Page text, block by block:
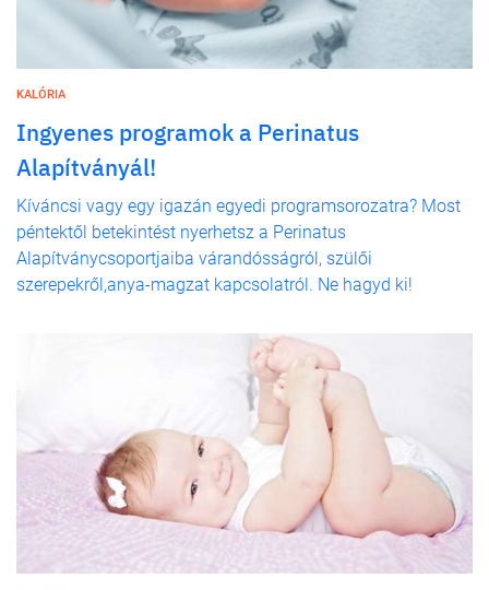
KALÓRIA
Ingyenes programok a Perinatus
Alapítványál!
Kíváncsi vagy egy igazán egyedi programsorozatra? Most
péntektől betekintést nyerhetsz a Perinatus
Alapítványcsoportjaiba várandósságról, szülői
szerepekről,anya-magzat kapcsolatról. Ne hagyd ki!